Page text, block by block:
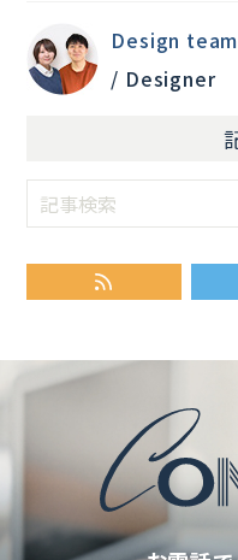
Design team
/ Designer